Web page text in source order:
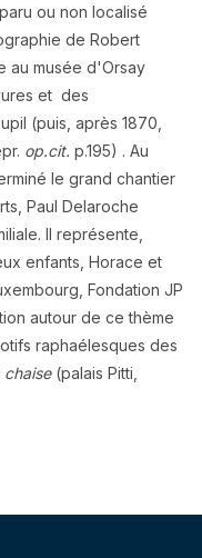
ou non localisé
de Robert
au musée d'Orsay
et des
(puis, après 1870,
op.cit. p.195) . Au
le grand chantier
Paul Delaroche
Il représente,
enfants, Horace et
Fondation JP
autour de ce thème
raphaélesques des
chaise(palais Pitti,